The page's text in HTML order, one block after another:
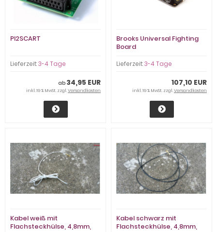
PI2SCART
Lieferzeit:3-4 Tage
ab 34,95 EUR
inkl. 19 % MwSt. zzgl.Versandkosten
Brooks Universal Fighting
Board
Lieferzeit:3-4 Tage
107,10 EUR
inkl. 19 % MwSt. zzgl.Versandkosten
Kabel weiß mit
Flachsteckhülse, 4,8mm,
Kabel schwarz mit
Flachsteckhülse, 4,8mm,